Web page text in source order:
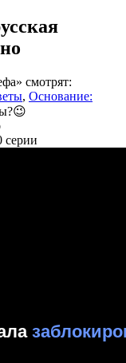
смотрят:
, Основание:
серии